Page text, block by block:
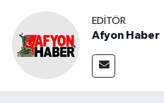
EDITÖR
Afyon Haber